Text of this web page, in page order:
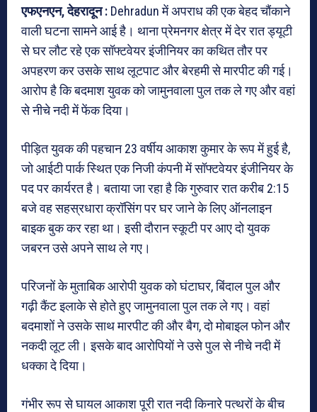
एफएनएन, देहरादून : Dehradun में अपराध की एक बेहद चौंकाने
वाली घटना सामने आई है। थाना प्रेमनगर क्षेत्र में देर रात ड्यूटी
से घर लौट रहे एक सॉफ्टवेयर इंजीनियर का कथित तौर पर
अपहरण कर उसके साथ लूटपाट और बेरहमी से मारपीट की गई।
आरोप है कि बदमाश युवक को जामुनवाला पुल तक ले गए और वहां
से नीचे नदी में फेंक दिया।
पीड़ित युवक की पहचान 23 वर्षीय आकाश कुमार के रूप में हुई है,
जो आईटी पार्क स्थित एक निजी कंपनी में सॉफ्टवेयर इंजीनियर के
पद पर कार्यरत है। बताया जा रहा है कि गुरुवार रात करीब 2:15
बजे वह सहस्रधारा क्रॉसिंग पर घर जाने के लिए ऑनलाइन
बाइक बुक कर रहा था। इसी दौरान स्कूटी पर आए दो युवक
जबरन उसे अपने साथ ले गए।
परिजनों के मुताबिक आरोपी युवक को घंटाघर, बिंदाल पुल और
गढ़ी कैंट इलाके से होते हुए जामुनवाला पुल तक ले गए। वहां
बदमाशों ने उसके साथ मारपीट की और बैग, दो मोबाइल फोन और
नकदी लूट ली। इसके बाद आरोपियों ने उसे पुल से नीचे नदी में
धक्का दे दिया।
गंभीर रूप से घायल आकाश पूरी रात नदी किनारे पत्थरों के बीच